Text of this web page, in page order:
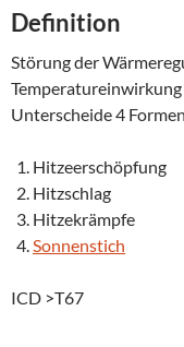
Definition
Störung der
Unterscheide 4
Hitzeerschöpfung
Hitzschlag
Hitzekrämpfe
Sonnenstich
ICD >T67